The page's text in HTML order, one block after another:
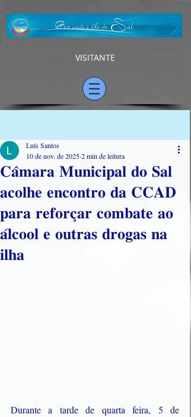
VISITANTE
𝐂𝐚̂𝐦𝐚𝐫𝐚 𝐌𝐮𝐧𝐢𝐜𝐢𝐩𝐚𝐥 𝐝𝐨 𝐒𝐚𝐥
𝐚𝐜𝐨𝐥𝐡𝐞 𝐞𝐧𝐜𝐨𝐧𝐭𝐫𝐨 𝐝𝐚 𝐂𝐂𝐀𝐃
𝐩𝐚𝐫𝐚 𝐫𝐞𝐟𝐨𝐫𝐜̧𝐚𝐫 𝐜𝐨𝐦𝐛𝐚𝐭𝐞 𝐚𝐨
𝐚́𝐥𝐜𝐨𝐨𝐥 𝐞 𝐨𝐮𝐭𝐫𝐚𝐬 𝐝𝐫𝐨𝐠𝐚𝐬 𝐧𝐚
𝐢𝐥𝐡𝐚
Luís Santos
10 de nov. de 20252 min de leitura
Durante a tarde de quarta feira, 5 de